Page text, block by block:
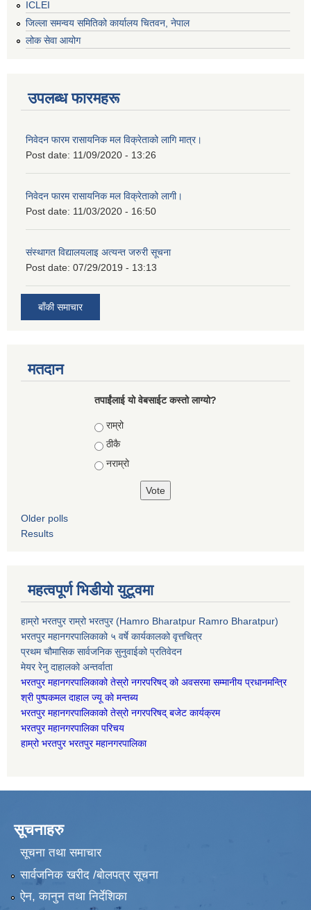
ICLEI
जिल्ला समन्वय समितिको कार्यालय चितवन, नेपाल
लोक सेवा आयोग
उपलब्ध फारमहरू
निवेदन फारम रासायनिक मल विक्रेताको लागि मात्र।
Post date: 11/09/2020 - 13:26
निवेदन फारम रासायनिक मल विक्रेताको लागी।
Post date: 11/03/2020 - 16:50
संस्थागत विद्यालयलाइ अत्यन्त जरुरी सूचना
Post date: 07/29/2019 - 13:13
बाँकी समाचार
मतदान
तपाईंलाई यो वेबसाईट कस्तो लाग्यो?
Choices
राम्रो
ठीकै
नराम्रो
Older polls
Results
महत्वपूर्ण भिडीयो युटूवमा
हाम्रो भरतपुर राम्रो भरतपुर (Hamro Bharatpur Ramro Bharatpur)
भरतपुर महानगरपालिकाको ५ वर्षे कार्यकालको वृत्तचित्र
प्रथम चौमासिक सार्वजनिक सुनुवाईको प्रतिवेदन
मेयर रेनु दाहालको अन्तर्वाता
भरतपुर महानगरपालिकाको तेस्रो नगरपरिषद् को अवसरमा सम्मानीय प्रधानमन्त्रि
श्री पुष्पकमल दाहाल ज्यू को मन्तब्य
भरतपुर महानगरपालिकाको तेस्रो नगरपरिषद् बजेट कार्यक्रम
भरतपुर महानगरपालिका परिचय
हाम्रो भरतपुर भरतपुर महानगरपालिका
सूचनाहरु
सूचना तथा समाचार
सार्वजनिक खरीद /बोलपत्र सूचना
ऐन, कानुन तथा निर्देशिका